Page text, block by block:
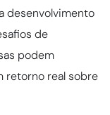
desenvolvimento
de
podem
retorno real sobre